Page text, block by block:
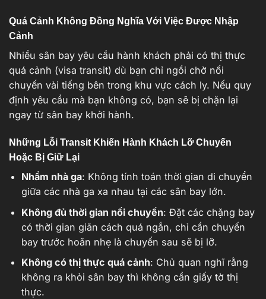
Quá Cảnh Không Đồng Nghĩa Với Việc Được Nhập
Cảnh
Nhiều sân bay yêu cầu hành khách phải có thị thực
quá cảnh (visa transit) dù bạn chỉ ngồi chờ nối
chuyến vài tiếng bên trong khu vực cách ly. Nếu quy
định yêu cầu mà bạn không có, bạn sẽ bị chặn lại
ngay từ sân bay khởi hành.
Những Lỗi Transit Khiến Hành Khách Lỡ Chuyến
Hoặc Bị Giữ Lại
Nhầm nhà ga: Không tính toán thời gian di chuyển
giữa các nhà ga xa nhau tại các sân bay lớn.
Không đủ thời gian nối chuyến: Đặt các chặng bay
có thời gian giãn cách quá ngắn, chỉ cần chuyến
bay trước hoãn nhẹ là chuyến sau sẽ bị lỡ.
Không có thị thực quá cảnh: Chủ quan nghĩ rằng
không ra khỏi sân bay thì không cần giấy tờ thị
thực.